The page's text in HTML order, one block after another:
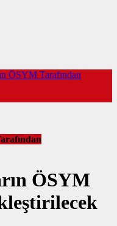
ÖSYM Tarafından
ÖSYM